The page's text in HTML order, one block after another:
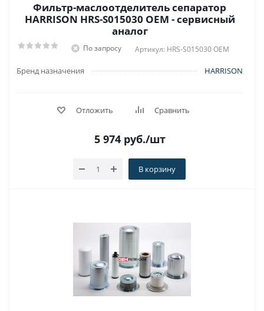
Фильтр-маслоотделитель сепаратор
HARRISON HRS-S015030 OEM - сервисный
аналог
По запросу Артикул: HRS-S015030 OEM
Бренд назначения HARRISON
Отложить Сравнить
5 974 руб./шт
В корзину